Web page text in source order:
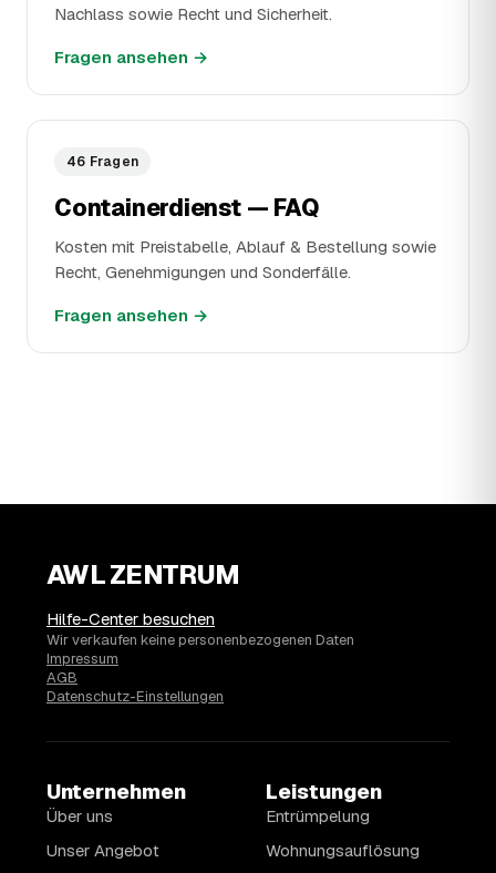
Nachlass sowie Recht und Sicherheit.
Fragen ansehen →
46 Fragen
Containerdienst — FAQ
Kosten mit Preistabelle, Ablauf & Bestellung sowie
Recht, Genehmigungen und Sonderfälle.
Fragen ansehen →
AWL ZENTRUM
Hilfe-Center besuchen
Wir verkaufen keine personenbezogenen Daten
Impressum
AGB
Datenschutz-Einstellungen
Unternehmen
Über uns
Unser Angebot
Leistungen
Entrümpelung
Wohnungsauflösung